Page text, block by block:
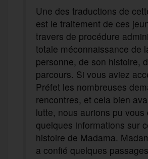
Une des traductions de
est le traitement de ces
travers de procédure
totale méconnaissance de
personne, de son histoire,
parcours. Si vous aviez
Préfet les nombreuses
rencontres, et cela bien
lutte, nous aurions pu vous
quelques informations sur
histoire de Madama.
a confié quelques